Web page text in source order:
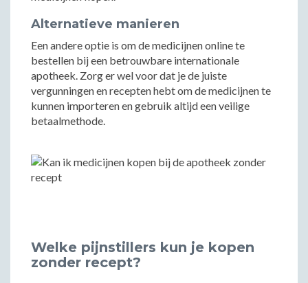
Alternatieve manieren
Een andere optie is om de medicijnen online te
bestellen bij een betrouwbare internationale
apotheek. Zorg er wel voor dat je de juiste
vergunningen en recepten hebt om de medicijnen te
kunnen importeren en gebruik altijd een veilige
betaalmethode.
Welke pijnstillers kun je kopen
zonder recept?